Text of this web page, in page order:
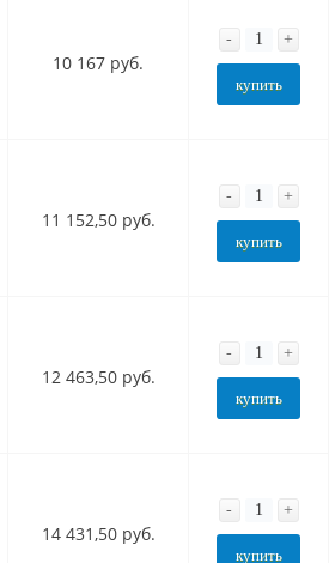
10 167 руб.
- +
купить
11 152,50 руб.
- +
купить
12 463,50 руб.
- +
купить
14 431,50 руб.
- +
купить